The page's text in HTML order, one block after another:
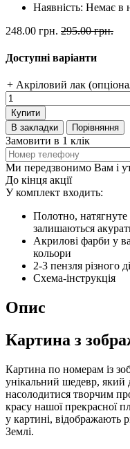
Наявність: Немає в
248.00 грн. 295.00 грн.
Доступні варіанти
+ Акріловий лак
Купити
В закладки
Порівняння
Замовити в 1 клік
Ми передзвонимо Вам і
До кінця акції
У комплект входить:
Полотно, натягнуте
залишаються
Акрилові фарби у
кольори
2-3 пензля різного
Схема-інструкція
Опис
Картина з
Картина по номерам із
унікальний шедевр, який
насолодитися творчим
красу нашої прекрасної
у картині, відображають
Землі.